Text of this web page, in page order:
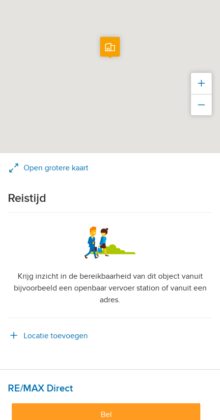
RE/MAX Direct
Bel
Open grotere kaart
Reistijd
Krijg inzicht in de bereikbaarheid van dit object vanuit
bijvoorbeeld een openbaar vervoer station of vanuit een
adres.
Locatie toevoegen